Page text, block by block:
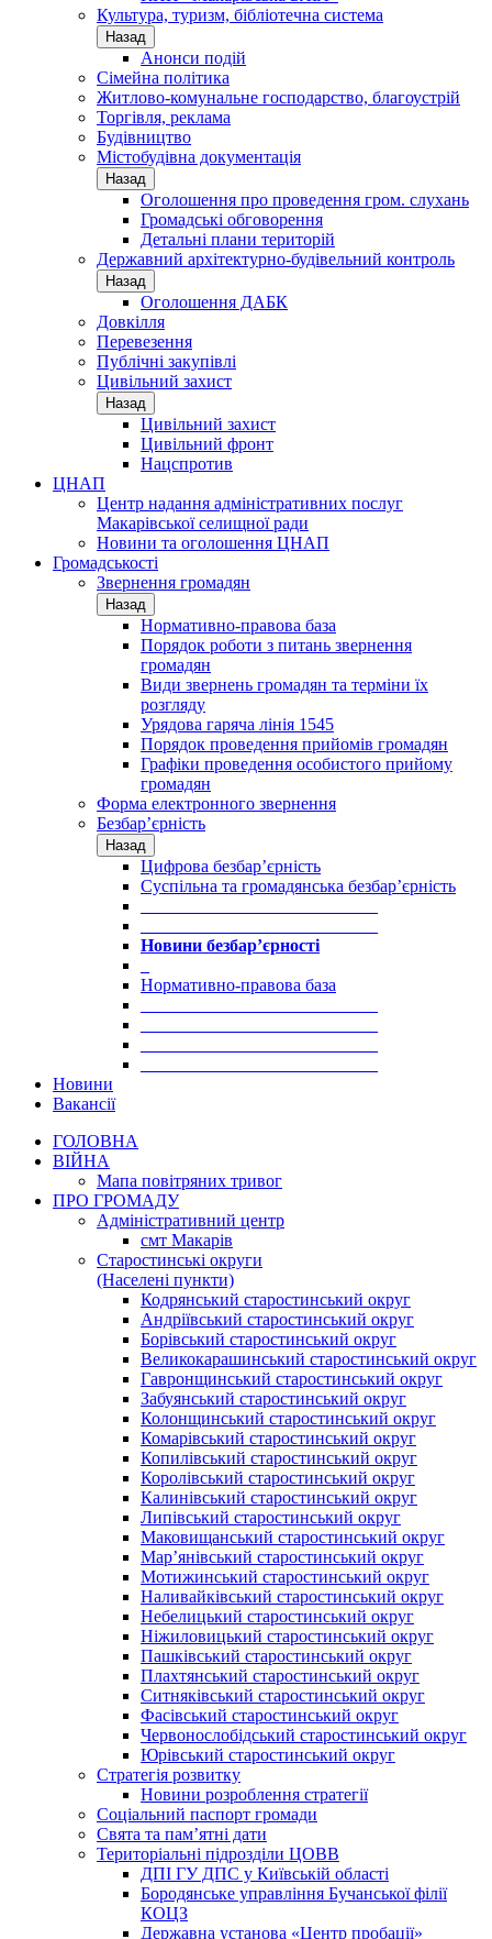
Культура, туризм, бібліотечна система
Назад
Анонси подій
Сімейна політика
Житлово-комунальне господарство, благоустрій
Торгівля, реклама
Будівництво
Містобудівна документація
Назад
Оголошення про проведення гром. слухань
Громадські обговорення
Детальні плани територій
Державний архітектурно-будівельний контроль
Назад
Оголошення ДАБК
Довкілля
Перевезення
Публічні закупівлі
Цивільний захист
Назад
Цивільний захист
Цивільний фронт
Нацспротив
ЦНАП
Центр надання адміністративних послуг
Макарівської селищної ради
Новини та оголошення ЦНАП
Громадськості
Звернення громадян
Назад
Нормативно-правова база
Порядок роботи з питань звернення
громадян
Види звернень громадян та терміни їх
розгляду
Урядова гаряча лінія 1545
Порядок проведення прийомів громадян
Графіки проведення особистого прийому
громадян
Форма електронного звернення
Безбар’єрність
Назад
Цифрова безбар’єрність
Суспільна та громадянська безбар’єрність
Новини безбар’єрності
Нормативно-правова база
Новини
Вакансії
ГОЛОВНА
ВІЙНА
Мапа повітряних тривог
ПРО ГРОМАДУ
Aдміністративний центр
смт Макарів
Старостинські округи
(Населені пункти)
Кодрянський старостинський округ
Андріївський старостинський округ
Борівський старостинський округ
Великокарашинський старостинський округ
Гавронщинський старостинський округ
Забуянський старостинський округ
Колонщинський старостинський округ
Комарівський старостинський округ
Копилівський старостинський округ
Королівський старостинський округ
Калинівський старостинський округ
Липівський старостинський округ
Маковищанський старостинський округ
Мар’янівський старостинський округ
Мотижинський старостинський округ
Наливайківський старостинський округ
Небелицький старостинський округ
Ніжиловицький старостинський округ
Пашківський старостинський округ
Плахтянський старостинський округ
Ситняківський старостинський округ
Фасівський старостинський округ
Червонослобідський старостинський округ
Юрівський старостинський округ
Стратегія розвитку
Новини розроблення стратегії
Соціальний паспорт громади
Свята та пам’ятні дати
Територіальні підрозділи ЦОВВ
ДПІ ГУ ДПС у Київській області
Бородянське управління Бучанської філії
КОЦЗ
Державна установа «Центр пробації»